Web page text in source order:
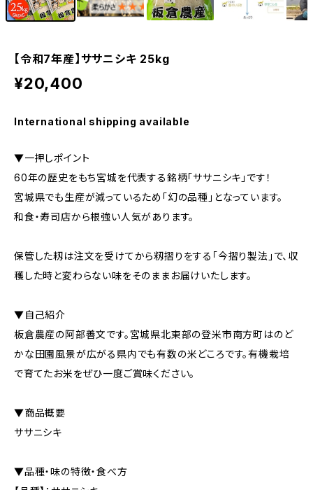
【令和7年産】ササニシキ 25kg
¥20,400
International shipping available
▼一押しポイント
60年の歴史をもち宮城を代表する銘柄「ササニシキ」です！
宮城県でも生産が減っているため「幻の品種」となっています。
和食・寿司店から根強い人気があります。
保管した籾は注文を受けてから籾摺りをする「今摺り製法」で、収
穫した時と変わらない味をそのままお届けいたします。
▼自己紹介
板倉農産の阿部善文です。宮城県北東部の登米市南方町はのど
かな田園風景が広がる県内でも有数の米どころです。有機栽培
で育てたお米をぜひ一度ご賞味ください。
▼商品概要
ササニシキ
▼品種・味の特徴・食べ方